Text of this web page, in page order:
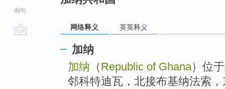
例句
网络释义 英英释义
加纳
加纳 （Republic of Ghana）位
邻科特迪瓦，北接布基纳法索